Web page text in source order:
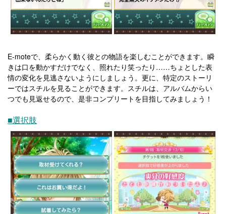
E-moteで、柔らかく動く彼との物語を楽しむことができます。瞬
きは口を動かすだけでなく、照れたり笑ったり……ちょとした表
情の変化を見逃さないようにしましょう。更に、特定のストーリ
ーではスチルを見ることができます。スチルは、アルバムからい
つでも見返せるので、是非コンプリートを目指してみましょう！
■選択肢